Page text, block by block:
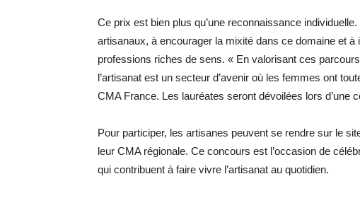
Ce prix est bien plus qu’une reconnaissance
artisanaux, à encourager la mixité dans ce domaine et à
professions riches de sens. « En valorisant ces
l’artisanat est un secteur d’avenir où les femmes ont
CMA France. Les lauréates seront dévoilées lors d’une
Pour participer, les artisanes peuvent se rendre sur le
leur CMA régionale. Ce concours est l’occasion de
qui contribuent à faire vivre l’artisanat au quotidien.